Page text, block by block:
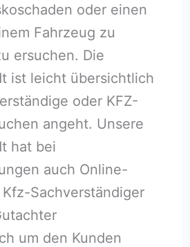
oder einen
Fahrzeug zu
ersuchen. Die
ist leicht übersichtlich
oder KFZ-
angeht. Unsere
hat bei
auch Online-
Sachverständiger
um den Kunden